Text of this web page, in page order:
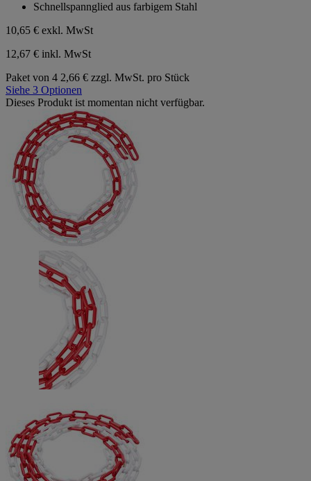
Schnellspannglied aus farbigem Stahl
10,65 € exkl. MwSt
12,67 € inkl. MwSt
Paket von 4 2,66 € zzgl. MwSt. pro Stück
Siehe 3 Optionen
Dieses Produkt ist momentan nicht verfügbar.